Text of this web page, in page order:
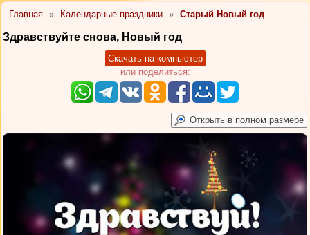
Главная » Календарные праздники » Старый Новый год
Здравствуйте снова, Новый год
Скачать на компьютер
или поделиться:
Открыть в полном размере